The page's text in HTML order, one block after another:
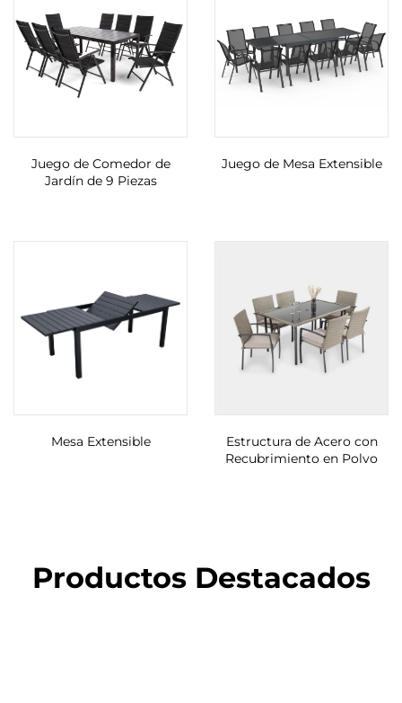
Juego de Comedor de
Jardín de 9 Piezas
Juego de Mesa Extensible
Mesa Extensible
Estructura de Acero con
Recubrimiento en Polvo
Productos Destacados